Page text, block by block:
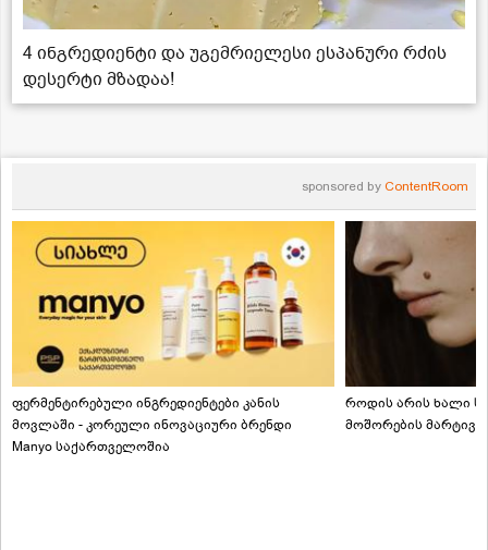
4 ინგრედიენტი და უგემრიელესი ესპანური რძის
დესერტი მზადაა!
sponsored by ContentRoom
ფერმენტირებული ინგრედიენტები კანის
მოვლაში - კორეული ინოვაციური ბრენდი
Manyo საქართველოშია
როდის არის ხალი
მოშორების